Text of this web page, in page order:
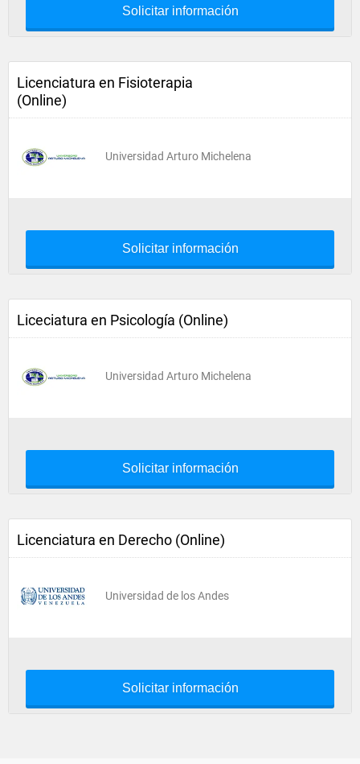
Solicitar información
Licenciatura en Fisioterapia
(Online)
Universidad Arturo Michelena
Solicitar información
Liceciatura en Psicología (Online)
Universidad Arturo Michelena
Solicitar información
Licenciatura en Derecho (Online)
Universidad de los Andes
Solicitar información